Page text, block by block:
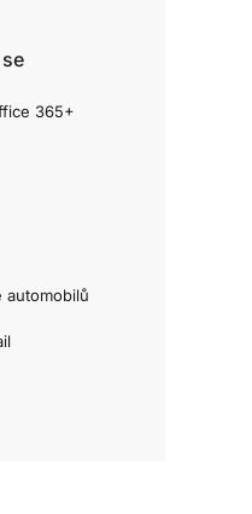
365+
automobilů